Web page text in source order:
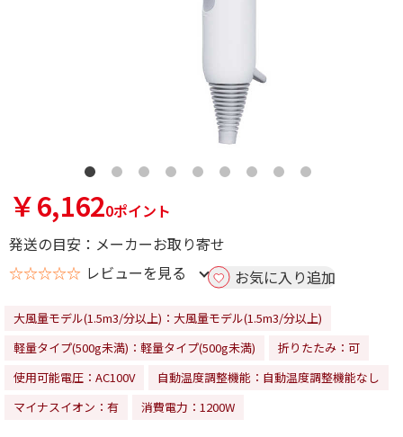
￥6,1620ポイント
発送の目安：メーカーお取り寄せ
☆☆☆☆☆ レビューを見る お気に入り追加
大風量モデル(1.5m3/分以上)：大風量モデル(1.5m3/分以上)
軽量タイプ(500g未満)：軽量タイプ(500g未満)
折りたたみ：可
使用可能電圧：AC100V
自動温度調整機能：自動温度調整機能なし
マイナスイオン：有
消費電力：1200W